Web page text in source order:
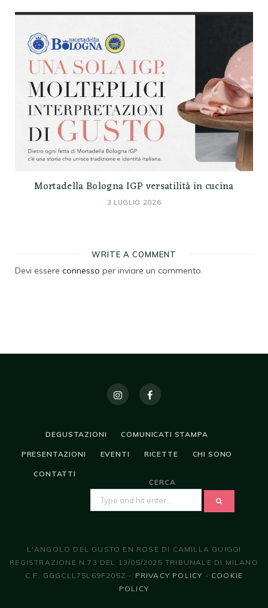
Mortadella Bologna IGP versatilità in cucina
3 LUGLIO 2026
WRITE A COMMENT
Devi essere connesso per inviare un commento.
DEGUSTAZIONI COMUNICATI STAMPA
PRESENTAZIONI EVENTI RICETTE CHI SONO
CONTATTI
CERCA
FOR:
L'ANGOLO DEL GUSTO EN ROSE DI CAMILLA GUIGGI
REGISTRAZIONE N.73 DEL 13/05/2025 TRIBUNALE DI MILANO
C.F. GGGCLL75L69F205Z - PRIVACY POLICY - COOKIE
POLICY